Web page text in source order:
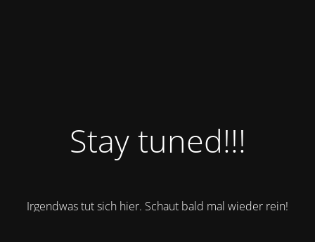
Stay tuned!!!
Irgendwas tut sich hier. Schaut bald mal wieder rein!